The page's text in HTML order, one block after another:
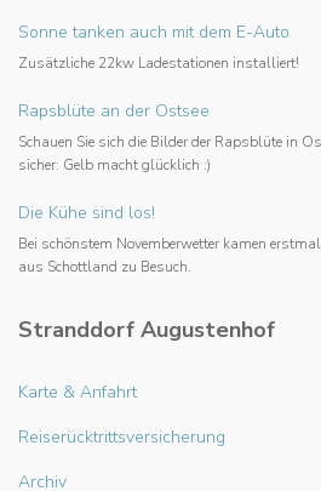
Sonne tanken auch mit dem E-Auto
Zusätzliche 22kw Ladestationen installiert!
Rapsblüte an der Ostsee
Schauen Sie sich die Bilder der Rapsblüte in
sicher: Gelb macht glücklich :)
Die Kühe sind los!
Bei schönstem Novemberwetter kamen
aus Schottland zu Besuch.
Stranddorf Augustenhof
Karte & Anfahrt
Reiserücktrittsversicherung
Archiv